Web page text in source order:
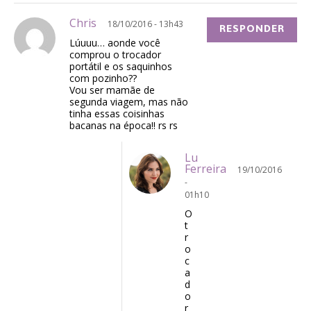
Chris 18/10/2016 - 13h43
Lúuuu… aonde você
comprou o trocador
portátil e os saquinhos
com pozinho??
Vou ser mamãe de
segunda viagem, mas não
tinha essas coisinhas
bacanas na época!! rs rs
RESPONDER
Lu
Ferreira
19/10/2016
-
01h10
O
t
r
o
c
a
d
o
r